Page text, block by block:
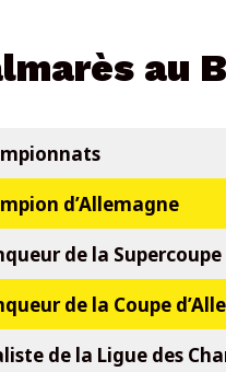
au
d’Allemagne
de la Supercoupe
de la Coupe
de la Ligue des